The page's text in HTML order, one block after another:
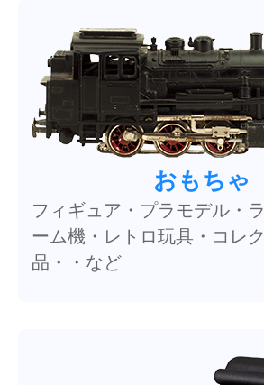
おもちゃ
フィギュア・プラモデル・
ーム機・レトロ玩具・コレ
品・・など